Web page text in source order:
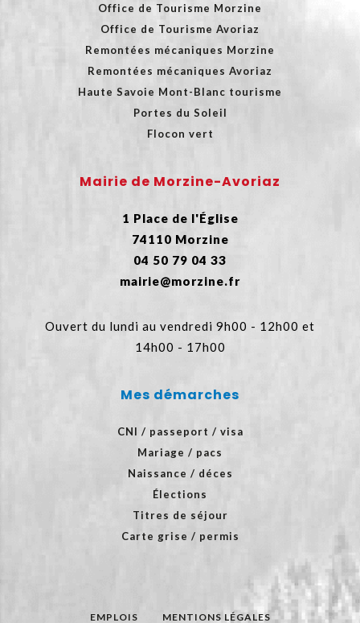
Office de Tourisme Morzine
Office de Tourisme Avoriaz
Remontées mécaniques Morzine
Remontées mécaniques Avoriaz
Haute Savoie Mont-Blanc tourisme
Portes du Soleil
Flocon vert
Mairie de Morzine-Avoriaz
1 Place de l'Église
74110 Morzine
04 50 79 04 33
mairie@morzine.fr
Ouvert du lundi au vendredi 9h00 - 12h00 et
14h00 - 17h00
Mes démarches
CNI / passeport / visa
Mariage / pacs
Naissance / déces
Élections
Titres de séjour
Carte grise / permis
EMPLOIS MENTIONS LÉGALES